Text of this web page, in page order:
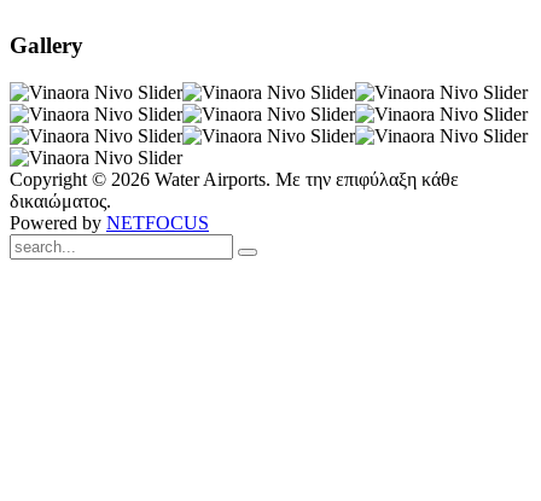
Gallery
Copyright © 2026 Water Airports. Με την επιφύλαξη κάθε
δικαιώματος.
Powered by NETFOCUS